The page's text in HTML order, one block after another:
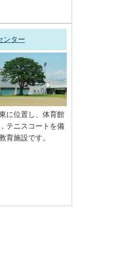
ンター
に位置し、体育館
テニスコートを備
育施設です。